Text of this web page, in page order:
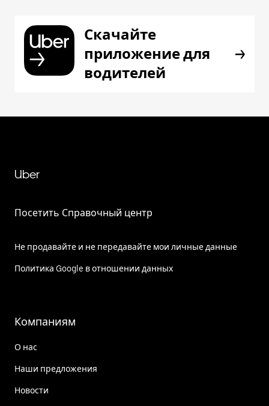
Скачайте
приложение для
водителей
Uber
Посетить Справочный центр
Не продавайте и не передавайте мои личные данные
Политика Google в отношении данных
Компаниям
О нас
Наши предложения
Новости